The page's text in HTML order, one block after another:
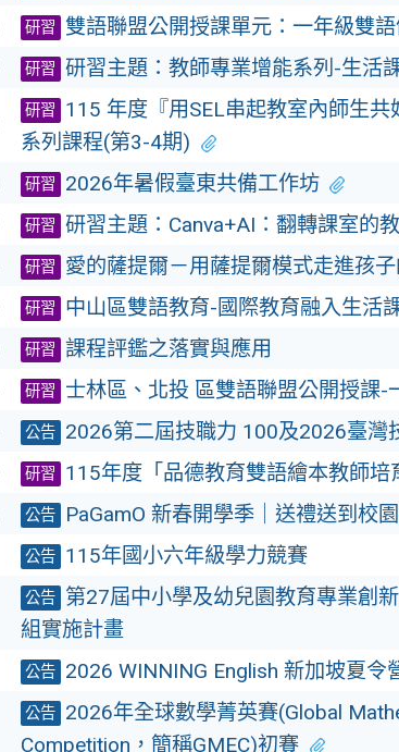
研習 雙語聯盟公開授課單元：一年級雙
研習 研習主題：教師專業增能系列-生活
研習
115 年度『用SEL串起教室內師生
系列課程(第3-4期)
研習 2026年暑假臺東共備工作坊
研習 研習主題：Canva+AI：翻轉課室的
研習 愛的薩提爾－用薩提爾模式走進孩
研習 中山區雙語教育-國際教育融入生活
研習 課程評鑑之落實與應用
研習 士林區、北投 區雙語聯盟公開授課-
公告 2026第二屆技職力 100及2026臺灣
研習 115年度「品德教育雙語繪本教師培
公告 PaGamO 新春開學季｜送禮送到校
公告 115年國小六年級學力競賽
公告 第27屆中小學及幼兒園教育專業創
組實施計畫
公告 2026 WINNING English 新加坡夏令
公告 2026年全球數學菁英賽(Global
Competition，簡稱GMEC)初賽